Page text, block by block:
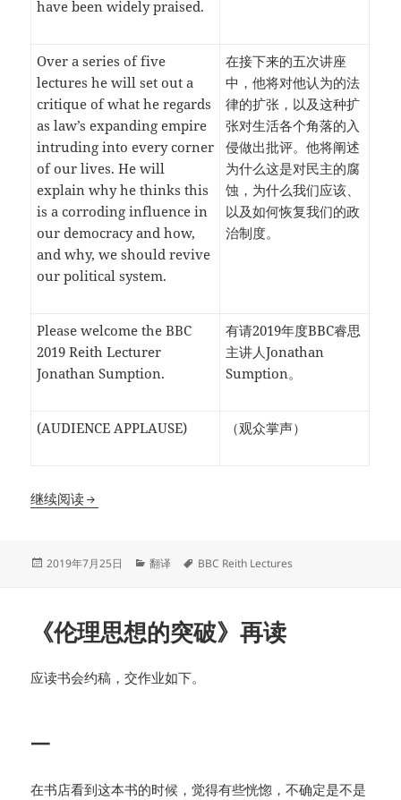
have been widely praised.
Over a series of five
lectures he will set out a
critique of what he regards
as law’s expanding empire
intruding into every corner
of our lives. He will
explain why he thinks this
is a corroding influence in
our democracy and how,
and why, we should revive
our political system.
在接下来的五次讲座
中，他将对他认为的法
律的扩张，以及这种扩
张对生活各个角落的入
侵做出批评。他将阐述
为什么这是对民主的腐
蚀，为什么我们应该、
以及如何恢复我们的政
治制度。
Please welcome the BBC
2019 Reith Lecturer
Jonathan Sumption.
有请2019年度BBC睿思
主讲人Jonathan
Sumption。
(AUDIENCE APPLAUSE) （观众掌声）
继续阅读Law’s Expanding Empire – 扩张中的法律帝国
发
2019年7月25日
分
翻译
标
BBC Reith Lectures
《伦理思想的突破》再读
应读书会约稿，交作业如下。
一
在书店看到这本书的时候，觉得有些恍惚，不确定是不是